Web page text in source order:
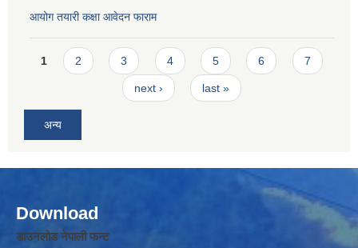
आयोग तयारी कक्षा आवेदन फाराम
Pages
1 2 3 4 5 6 7
next › last »
अन्य
Download
डाउनलोड नेपाली फन्ट